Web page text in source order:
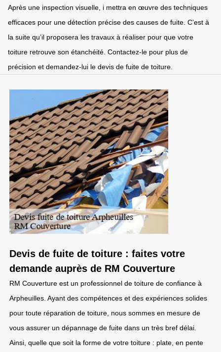
Après une inspection visuelle, i mettra en œuvre des techniques
efficaces pour une détection précise des causes de fuite. C’est à
la suite qu’il proposera les travaux à réaliser pour que votre
toiture retrouve son étanchéité. Contactez-le pour plus de
précision et demandez-lui le devis de fuite de toiture.
Devis de fuite de toiture : faites votre
demande auprès de RM Couverture
RM Couverture est un professionnel de toiture de confiance à
Arpheuilles. Ayant des compétences et des expériences solides
pour toute réparation de toiture, nous sommes en mesure de
vous assurer un dépannage de fuite dans un très bref délai.
Ainsi, quelle que soit la forme de votre toiture : plate, en pente